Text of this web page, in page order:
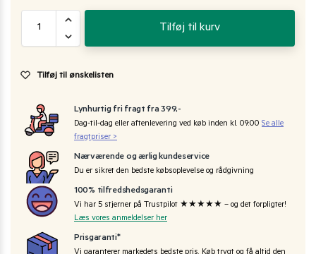
Tilføj til kurv
Tilføj til ønskelisten
Lynhurtig fri fragt fra 399,-
Dag-til-dag eller aftenlevering ved køb inden kl. 09:00 Se alle
fragtpriser >
Nærværende og ærlig kundeservice
Du er sikret den bedste købsoplevelse og rådgivning
100% tilfredshedsgaranti
Vi har 5 stjerner på Trustpilot ★★★★★ – og det forpligter!
Læs vores anmeldelser her
Prisgaranti*